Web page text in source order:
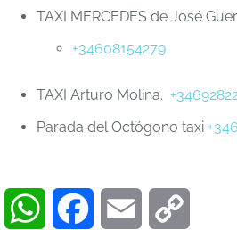
TAXI MERCEDES de José
+34608154279
TAXI Arturo Molina.
Parada del Octógono taxi
WhatsAppFacebookEmail